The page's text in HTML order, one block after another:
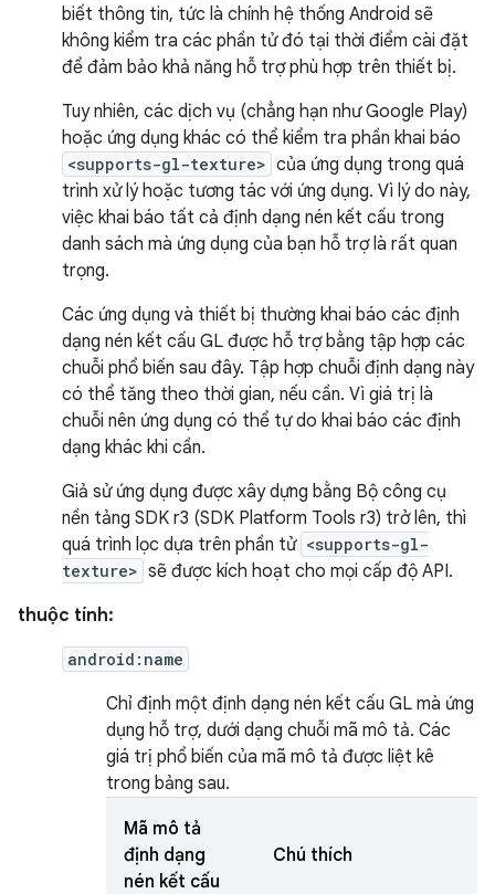
biết thông tin, tức là chính hệ thống Android sẽ
không kiểm tra các phần tử đó tại thời điểm cài đặt
để đảm bảo khả năng hỗ trợ phù hợp trên thiết bị.
Tuy nhiên, các dịch vụ (chẳng hạn như Google Play)
hoặc ứng dụng khác có thể kiểm tra phần khai báo
<supports-gl-texture> của ứng dụng trong quá
trình xử lý hoặc tương tác với ứng dụng. Vì lý do này,
việc khai báo tất cả định dạng nén kết cấu trong
danh sách mà ứng dụng của bạn hỗ trợ là rất quan
trọng.
Các ứng dụng và thiết bị thường khai báo các định
dạng nén kết cấu GL được hỗ trợ bằng tập hợp các
chuỗi phổ biến sau đây. Tập hợp chuỗi định dạng này
có thể tăng theo thời gian, nếu cần. Vì giá trị là
chuỗi nên ứng dụng có thể tự do khai báo các định
dạng khác khi cần.
Giả sử ứng dụng được xây dựng bằng Bộ công cụ
nền tảng SDK r3 (SDK Platform Tools r3) trở lên, thì
quá trình lọc dựa trên phần tử <supports-gl-
texture> sẽ được kích hoạt cho mọi cấp độ API.
thuộc tính:
android:name
Chỉ định một định dạng nén kết cấu GL mà ứng
dụng hỗ trợ, dưới dạng chuỗi mã mô tả. Các
giá trị phổ biến của mã mô tả được liệt kê
trong bảng sau.
Mã mô tả
định dạng
nén kết cấu
Chú thích